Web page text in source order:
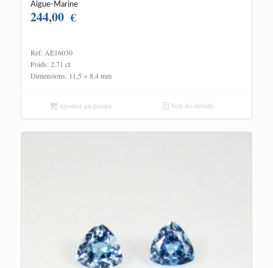
Aigue-Marine
244,00 €
Ref: AE16030
Poids: 2.71 ct
Dimensions: 11,5 × 8,4 mm
Ajouter au panier Voir les détails